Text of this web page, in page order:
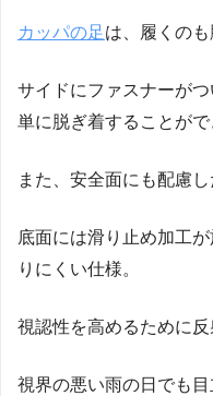
カッパの足は、履くのも
サイドにファスナーが
単に脱ぎ着することがで
また、安全面にも配慮
底面には滑り止め加工
りにくい仕様。
視認性を高めるために反
視界の悪い雨の日でも目